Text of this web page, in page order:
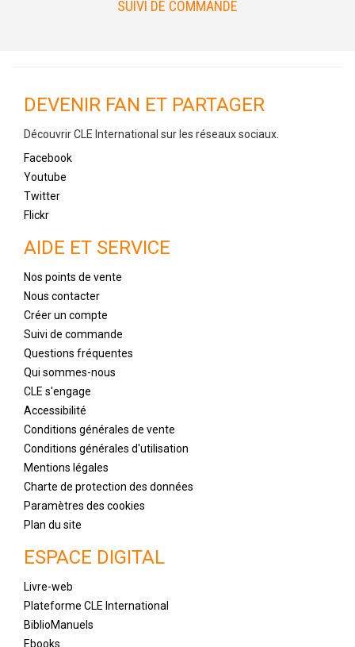
SUIVI DE COMMANDE
DEVENIR FAN ET PARTAGER
Découvrir CLE International sur les réseaux sociaux.
Facebook
Youtube
Twitter
Flickr
AIDE ET SERVICE
Nos points de vente
Nous contacter
Créer un compte
Suivi de commande
Questions fréquentes
Qui sommes-nous
CLE s'engage
Accessibilité
Conditions générales de vente
Conditions générales d'utilisation
Mentions légales
Charte de protection des données
Paramètres des cookies
Plan du site
ESPACE DIGITAL
Livre-web
Plateforme CLE International
BiblioManuels
Ebooks